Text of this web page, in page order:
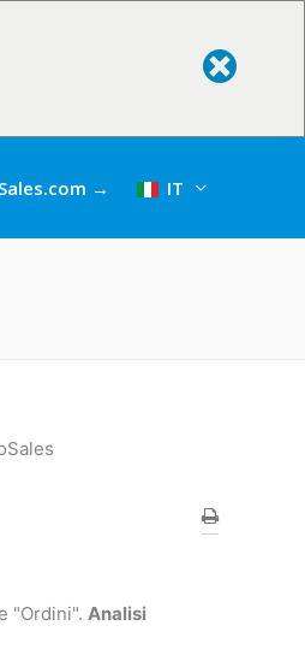
→ IT
"Ordini". Analisi